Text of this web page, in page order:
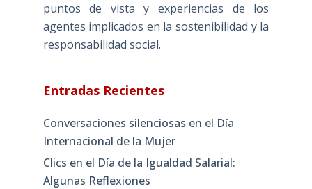
puntos de vista y experiencias de los
agentes implicados en la sostenibilidad y la
responsabilidad social.
Entradas Recientes
Conversaciones silenciosas en el Día
Internacional de la Mujer
Clics en el Día de la Igualdad Salarial:
Algunas Reflexiones